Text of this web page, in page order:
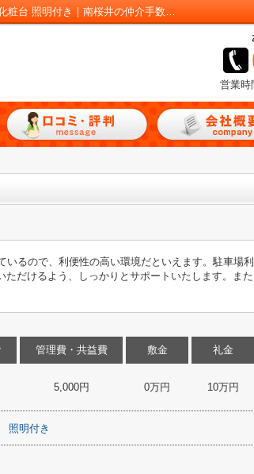
パークサイド ハウス103｜バルコニー 追い焚き 室内物干機 洗面化粧台 照明付き｜南桜井の仲介手数料無料の賃貸アパートは部屋とも！
営業時
るので、利便性の高い環境だといえます。駐車場
だけるよう、しっかりとサポートいたします。ま
管理費・共益費
5,000円
敷金
0万円
礼金
10万円
照明付き